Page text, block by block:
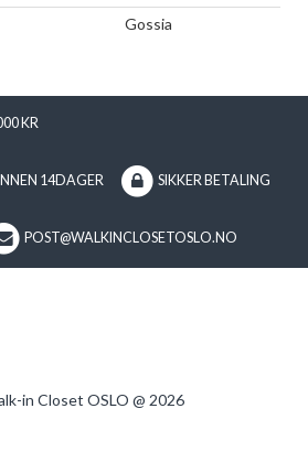
Gossia
KR
14DAGER SIKKER BETALING
POST@WALKINCLOSETOSLO.NO
in Closet OSLO @ 2026